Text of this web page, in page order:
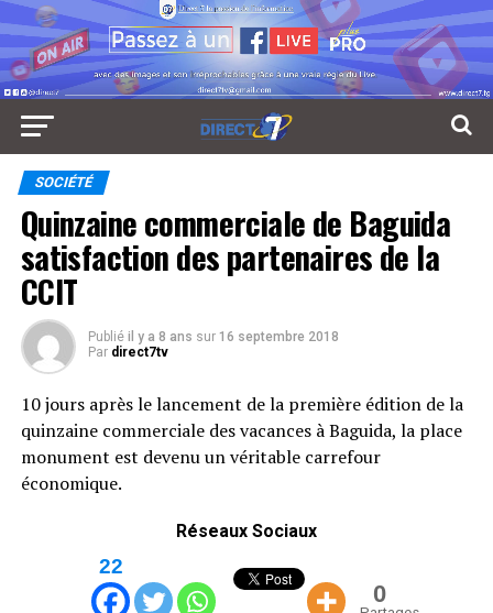
SOCIÉTÉ
Quinzaine commerciale de Baguida
satisfaction des partenaires de la
CCIT
Publié il y a 8 ans sur 16 septembre 2018
Par direct7tv
10 jours après le lancement de la première édition de la
quinzaine commerciale des vacances à Baguida, la place
monument est devenu un véritable carrefour
économique.
Réseaux Sociaux
22
0